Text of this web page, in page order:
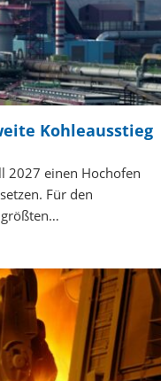
Kohleausstieg
2027 einen Hochofen
Für den
größten…